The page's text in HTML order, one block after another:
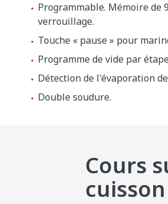
Hauteur
Niveau de bruit à 1 m
Programmable. Mémoire de
verrouillage.
Touche « pause » pour
Programme de vide par
Détection de l'évaporation
Double soudure.
Cours